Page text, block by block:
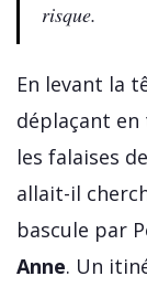
risque.
En levant la
déplaçant en
les falaises de
allait-il
bascule par
Anne. Un